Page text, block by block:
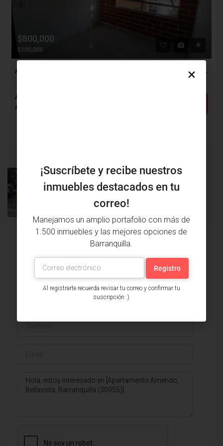
$800,000
$100,000
Apartamento Arriendo, Alameda Del Rio, Barranquilla (29785)
Alcobas: 2
Apartamento
PROPIEDAD
PRÓXIMA
PROPIEDAD
Issa Saieh Inmobiliaria
Ver listados
¡Suscríbete y recibe nuestros
inmuebles destacados en tu
correo!
Manejamos un amplio portafolio con más de
1.500 inmuebles y las mejores opciones de
Barranquilla.
Al registrarte recuerda revisar tu correo y confirmar tu
suscripción :)